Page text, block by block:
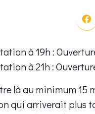
à 19h :
à 21h :
là au minimum 15
qui arriverait plus